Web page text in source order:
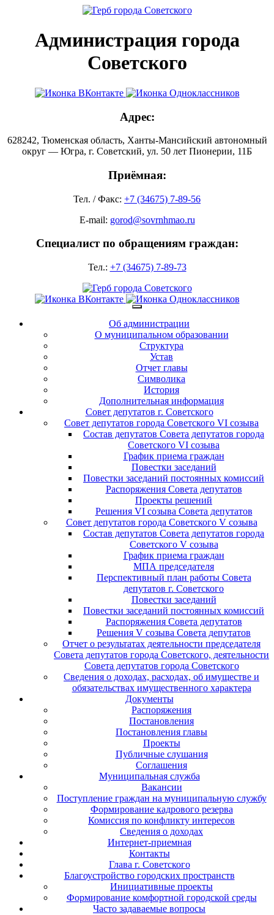
Администрация города
Советского
Адрес:
628242, Тюменская область, Ханты-Мансийский автономный
округ — Югра, г. Советский, ул. 50 лет Пионерии, 11Б
Приёмная:
Тел. / Факс: +7 (34675) 7-89-56
E-mail: gorod@sovrnhmao.ru
Специалист по обращениям граждан:
Тел.: +7 (34675) 7-89-73
Об администрации
О муниципальном образовании
Структура
Устав
Отчет главы
Символика
История
Дополнительная информация
Совет депутатов г. Советского
Совет депутатов города Советского VI созыва
Состав депутатов Совета депутатов города
Советского VI созыва
График приема граждан
Повестки заседаний
Повестки заседаний постоянных комиссий
Распоряжения Совета депутатов
Проекты решений
Решения VI созыва Совета депутатов
Совет депутатов города Советского V созыва
Состав депутатов Совета депутатов города
Советского V созыва
График приема граждан
МПА председателя
Перспективный план работы Совета
депутатов г. Советского
Повестки заседаний
Повестки заседаний постоянных комиссий
Распоряжения Совета депутатов
Решения V созыва Совета депутатов
Отчет о результатах деятельности председателя
Совета депутатов города Советского, деятельности
Совета депутатов города Советского
Сведения о доходах, расходах, об имуществе и
обязательствах имущественного характера
Документы
Распоряжения
Постановления
Постановления главы
Проекты
Публичные слушания
Соглашения
Муниципальная служба
Вакансии
Поступление граждан на муниципальную службу
Формирование кадрового резерва
Комиссия по конфликту интересов
Сведения о доходах
Интернет-приемная
Контакты
Глава г. Советского
Благоустройство городских пространств
Инициативные проекты
Формирование комфортной городской среды
Часто задаваемые вопросы